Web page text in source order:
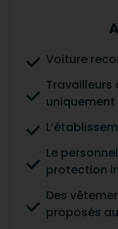
Voiture
Travailleurs
uniquement
Le
protection
Des
proposés